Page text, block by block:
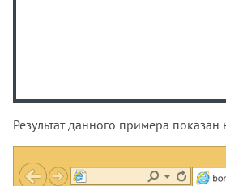
Результат данного примера показан
:picture-in-picture
:playing